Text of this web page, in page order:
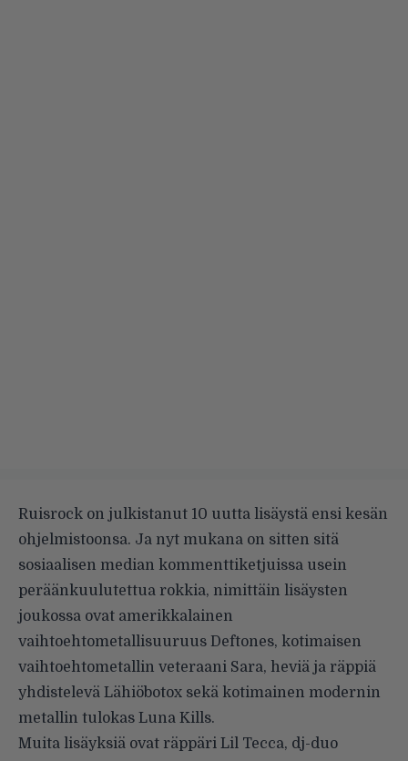
Ruisrock on julkistanut 10 uutta lisäystä ensi kesän
ohjelmistoonsa. Ja nyt mukana on sitten sitä
sosiaalisen median kommenttiketjuissa usein
peräänkuulutettua rokkia, nimittäin lisäysten
joukossa ovat amerikkalainen
vaihtoehtometallisuuruus Deftones, kotimaisen
vaihtoehtometallin veteraani Sara, heviä ja räppiä
yhdistelevä Lähiöbotox sekä kotimainen modernin
metallin tulokas Luna Kills.
Muita lisäyksiä ovat räppäri Lil Tecca, dj-duo